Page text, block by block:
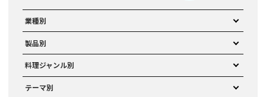
業種別
製品別
料理ジャンル別
テーマ別